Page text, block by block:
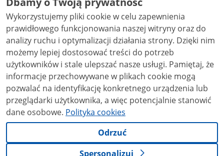
Creative Commons: uznanie autorstwa użycie
niekomercyjne - bez utworów zależnych 4.0 (CC BY-
NC-ND 4.0), o ile nie jest to stwierdzone inaczej.
Wykorzystujemy pliki cookie w celu zapewnienia
prawidłowego funkcjonowania naszej witryny oraz do
analizy ruchu i optymalizacji działania strony. Dzięki nim
możemy lepiej dostosować treści do potrzeb
użytkowników i stale ulepszać nasze usługi. Pamiętaj, że
informacje przechowywane w plikach cookie mogą
pozwalać na identyfikację konkretnego urządzenia lub
przeglądarki użytkownika, a więc potencjalnie stanowić
dane osobowe. Polityka cookies
Odrzuć
Spersonalizuj